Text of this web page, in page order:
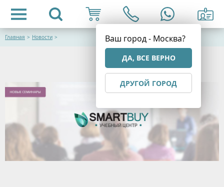
Ваш город - Москва?
ДА, ВСЕ ВЕРНО
ДРУГОЙ ГОРОД
Главная > Новости >